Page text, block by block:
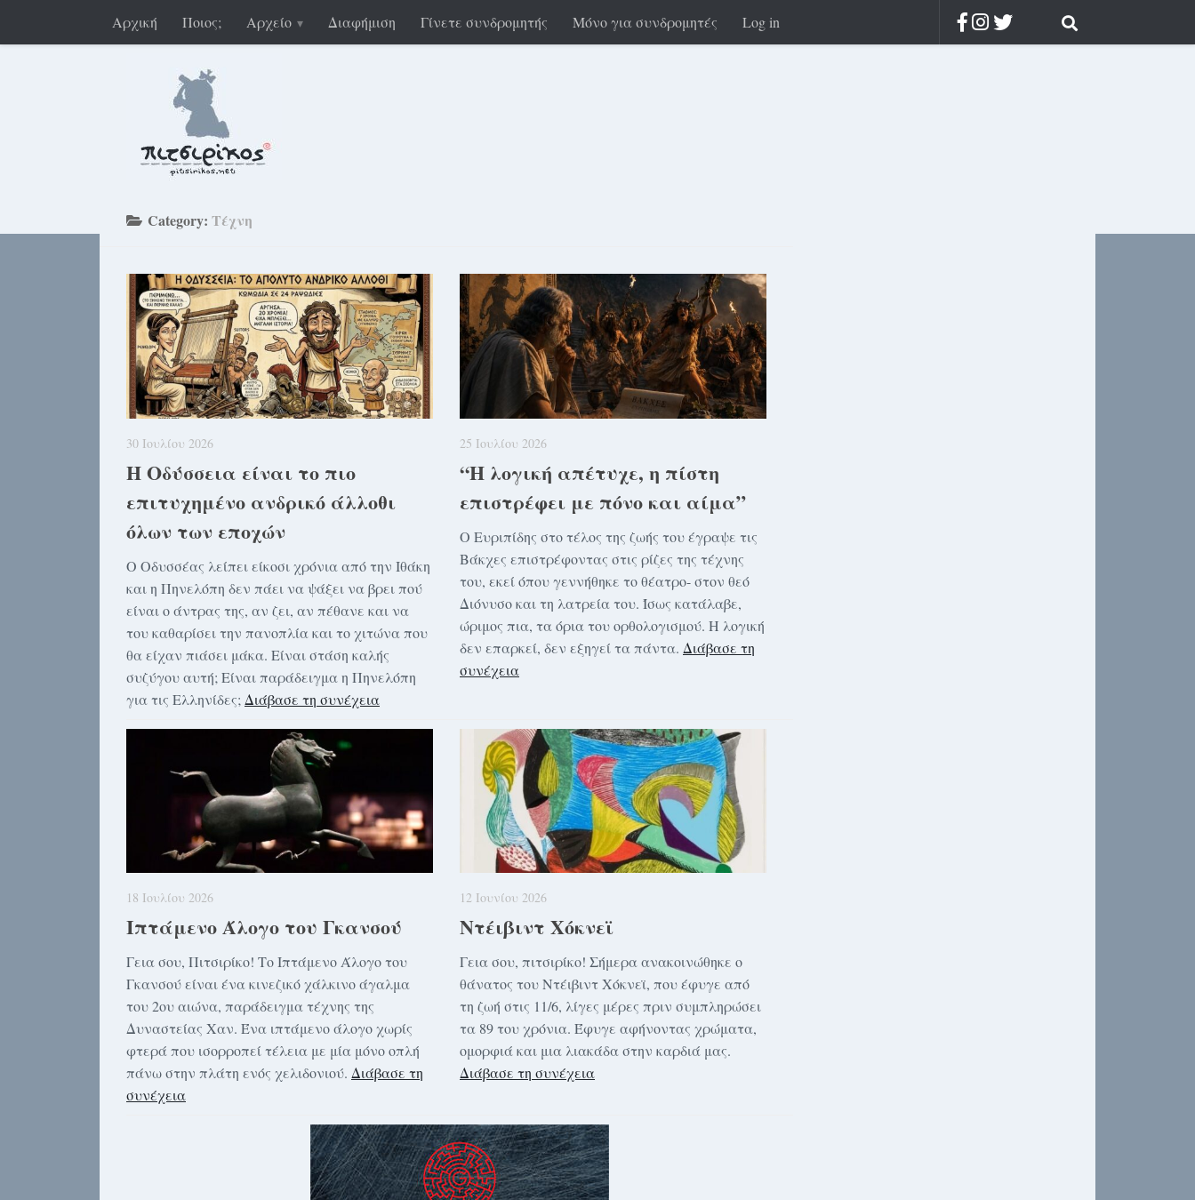
Αρχική Ποιος; Αρχείο Διαφήμιση Γίνετε συνδρομητής Μόνο για συνδρομητές Log in
Category: Τέχνη
30 Ιουλίου 2026
Η Οδύσσεια είναι το πιο
επιτυχημένο ανδρικό άλλοθι
όλων των εποχών
Ο Οδυσσέας λείπει είκοσι χρόνια από την Ιθάκη
και η Πηνελόπη δεν πάει να ψάξει να βρει πού
είναι ο άντρας της, αν ζει, αν πέθανε και να
του καθαρίσει την πανοπλία και το χιτώνα που
θα είχαν πιάσει μάκα. Είναι στάση καλής
συζύγου αυτή; Είναι παράδειγμα η Πηνελόπη
για τις Ελληνίδες; Διάβασε τη συνέχεια
25 Ιουλίου 2026
“Η λογική απέτυχε, η πίστη
επιστρέφει με πόνο και αίμα”
Ο Ευριπίδης στο τέλος της ζωής του έγραψε τις
Βάκχες επιστρέφοντας στις ρίζες της τέχνης
του, εκεί όπου γεννήθηκε το θέατρο- στον θεό
Διόνυσο και τη λατρεία του. Ίσως κατάλαβε,
ώριμος πια, τα όρια του ορθολογισμού. Η λογική
δεν επαρκεί, δεν εξηγεί τα πάντα. Διάβασε τη
συνέχεια
18 Ιουλίου 2026
Ιπτάμενο Άλογο του Γκανσού
Γεια σου, Πιτσιρίκο! Το Ιπτάμενο Άλογο του
Γκανσού είναι ένα κινεζικό χάλκινο άγαλμα
του 2ου αιώνα, παράδειγμα τέχνης της
Δυναστείας Χαν. Ένα ιπτάμενο άλογο χωρίς
φτερά που ισορροπεί τέλεια με μία μόνο οπλή
πάνω στην πλάτη ενός χελιδονιού. Διάβασε τη
συνέχεια
12 Ιουνίου 2026
Ντέιβιντ Χόκνεϊ
Γεια σου, πιτσιρίκο! Σήμερα ανακοινώθηκε ο
θάνατος του Ντέιβιντ Χόκνεϊ, που έφυγε από
τη ζωή στις 11/6, λίγες μέρες πριν συμπληρώσει
τα 89 του χρόνια. Έφυγε αφήνοντας χρώματα,
ομορφιά και μια λιακάδα στην καρδιά μας.
Διάβασε τη συνέχεια